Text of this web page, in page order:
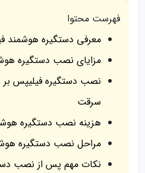
فهرست محتوا
معرفی دستگیره هوشمند
مزایای نصب دستگیره
نصب دستگیره فیلیپس
سرقت
هزینه نصب دستگیره
مراحل نصب دستگیره
نکات مهم پس از نصب